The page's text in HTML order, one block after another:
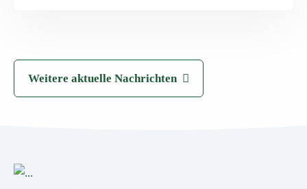
Weitere aktuelle Nachrichten